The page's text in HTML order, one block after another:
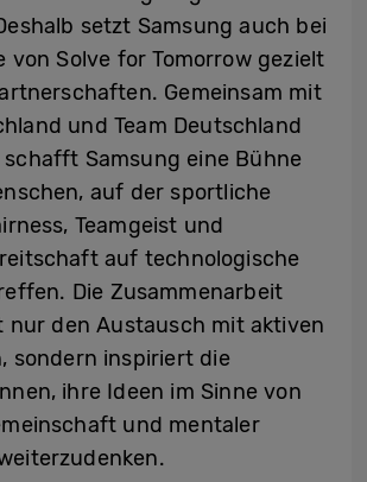
setzt Samsung auch bei
von Solve for Tomorrow gezielt
Gemeinsam mit
und Team Deutschland
Samsung eine Bühne
auf der sportliche
Teamgeist und
auf technologische
Die Zusammenarbeit
den Austausch mit aktiven
sondern inspiriert die
ihre Ideen im Sinne von
und mentaler